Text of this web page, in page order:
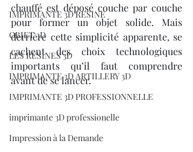
IMPRIMANTE 3D RESINE
OBJET 3D
LES RESINES 3D
IMPRIMANTE 3D ARTILLERY 3D
IMPRIMANTE 3D PROFESSIONNELLE
imprimante 3D professionelle
Impression à la Demande
chauffé est déposé couche par couche
pour former un objet solide. Mais
derrière cette simplicité apparente, se
cachent des choix technologiques
importants qu’il faut comprendre
avant de se lancer.